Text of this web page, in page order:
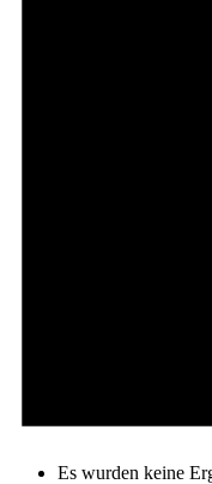
Es wurden keine